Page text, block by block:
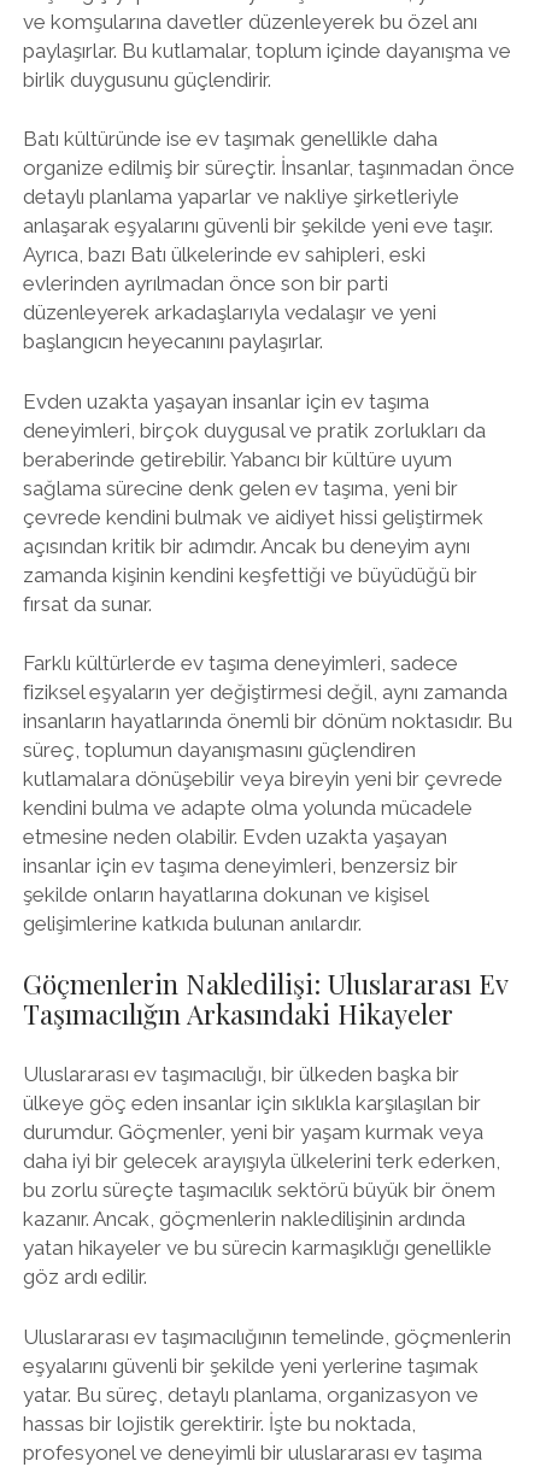
ve komşularına davetler düzenleyerek bu özel anı
paylaşırlar. Bu kutlamalar, toplum içinde dayanışma ve
birlik duygusunu güçlendirir.
Batı kültüründe ise ev taşımak genellikle daha
organize edilmiş bir süreçtir. İnsanlar, taşınmadan önce
detaylı planlama yaparlar ve nakliye şirketleriyle
anlaşarak eşyalarını güvenli bir şekilde yeni eve taşır.
Ayrıca, bazı Batı ülkelerinde ev sahipleri, eski
evlerinden ayrılmadan önce son bir parti
düzenleyerek arkadaşlarıyla vedalaşır ve yeni
başlangıcın heyecanını paylaşırlar.
Evden uzakta yaşayan insanlar için ev taşıma
deneyimleri, birçok duygusal ve pratik zorlukları da
beraberinde getirebilir. Yabancı bir kültüre uyum
sağlama sürecine denk gelen ev taşıma, yeni bir
çevrede kendini bulmak ve aidiyet hissi geliştirmek
açısından kritik bir adımdır. Ancak bu deneyim aynı
zamanda kişinin kendini keşfettiği ve büyüdüğü bir
fırsat da sunar.
Farklı kültürlerde ev taşıma deneyimleri, sadece
fiziksel eşyaların yer değiştirmesi değil, aynı zamanda
insanların hayatlarında önemli bir dönüm noktasıdır. Bu
süreç, toplumun dayanışmasını güçlendiren
kutlamalara dönüşebilir veya bireyin yeni bir çevrede
kendini bulma ve adapte olma yolunda mücadele
etmesine neden olabilir. Evden uzakta yaşayan
insanlar için ev taşıma deneyimleri, benzersiz bir
şekilde onların hayatlarına dokunan ve kişisel
gelişimlerine katkıda bulunan anılardır.
Göçmenlerin Nakledilişi: Uluslararası Ev
Taşımacılığın Arkasındaki Hikayeler
Uluslararası ev taşımacılığı, bir ülkeden başka bir
ülkeye göç eden insanlar için sıklıkla karşılaşılan bir
durumdur. Göçmenler, yeni bir yaşam kurmak veya
daha iyi bir gelecek arayışıyla ülkelerini terk ederken,
bu zorlu süreçte taşımacılık sektörü büyük bir önem
kazanır. Ancak, göçmenlerin nakledilişinin ardında
yatan hikayeler ve bu sürecin karmaşıklığı genellikle
göz ardı edilir.
Uluslararası ev taşımacılığının temelinde, göçmenlerin
eşyalarını güvenli bir şekilde yeni yerlerine taşımak
yatar. Bu süreç, detaylı planlama, organizasyon ve
hassas bir lojistik gerektirir. İşte bu noktada,
profesyonel ve deneyimli bir uluslararası ev taşıma